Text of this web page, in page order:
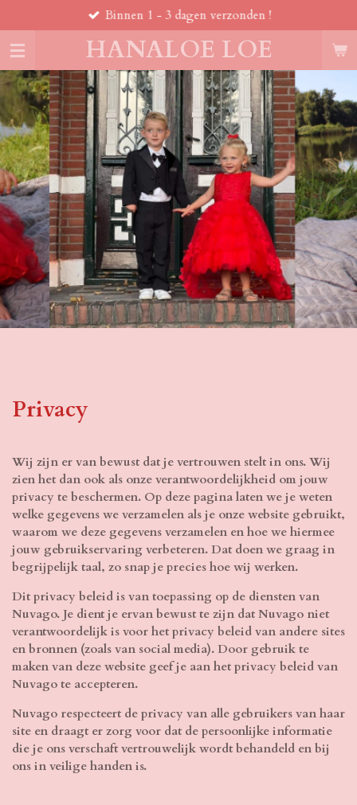
direct
naar
de
hoofdinhoud
HANALOE LOE
Binnen 1 - 3 dagen verzonden !
Privacy
Wij zijn er van bewust dat je vertrouwen stelt in ons. Wij
zien het dan ook als onze verantwoordelijkheid om jouw
privacy te beschermen. Op deze pagina laten we je weten
welke gegevens we verzamelen als je onze website gebruikt,
waarom we deze gegevens verzamelen en hoe we hiermee
jouw gebruikservaring verbeteren. Dat doen we graag in
begrijpelijk taal, zo snap je precies hoe wij werken.
Dit privacy beleid is van toepassing op de diensten van
Nuvago. Je dient je ervan bewust te zijn dat Nuvago niet
verantwoordelijk is voor het privacy beleid van andere sites
en bronnen (zoals van social media). Door gebruik te
maken van deze website geef je aan het privacy beleid van
Nuvago te accepteren.
Nuvago respecteert de privacy van alle gebruikers van haar
site en draagt er zorg voor dat de persoonlijke informatie
die je ons verschaft vertrouwelijk wordt behandeld en bij
ons in veilige handen is.